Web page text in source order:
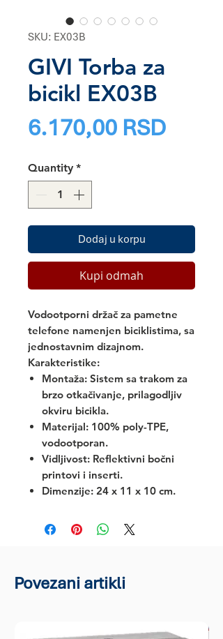
SKU: EX03B
GIVI Torba za
bicikl EX03B
6.170,00 RSDPrice
Quantity *
Dodaj u korpu
Kupi odmah
Vodootporni držač za pametne
telefone namenjen biciklistima, sa
jednostavnim dizajnom.
Karakteristike:
Montaža: Sistem sa trakom za
brzo otkačivanje, prilagodljiv
okviru bicikla.
Materijal: 100% poly-TPE,
vodootporan.
Vidljivost: Reflektivni bočni
printovi i inserti.
Dimenzije: 24 x 11 x 10 cm.
Povezani artikli